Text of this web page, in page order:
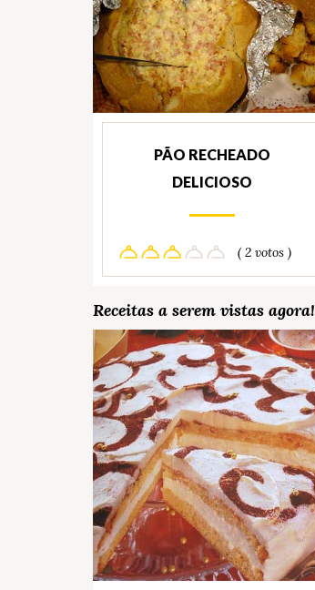
PÃO RECHEADO
DELICIOSO
( 2 votos )
Receitas a serem vistas agora!